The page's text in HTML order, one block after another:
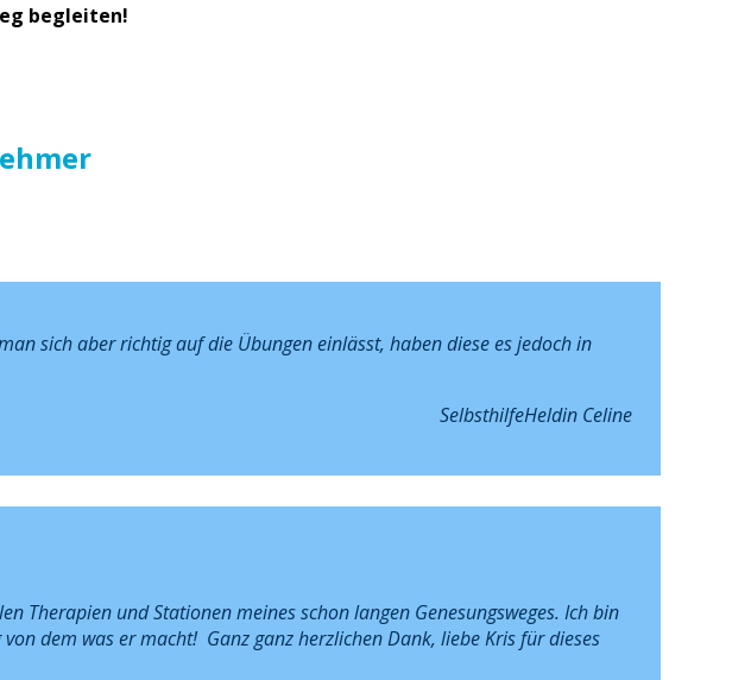
begleiten!
sich aber richtig auf die Übungen einlässt, haben diese es jedoch in
SelbsthilfeHeldin Celine
Therapien und Stationen meines schon langen Genesungsweges. Ich bin
dem was er macht! Ganz ganz herzlichen Dank, liebe Kris für dieses